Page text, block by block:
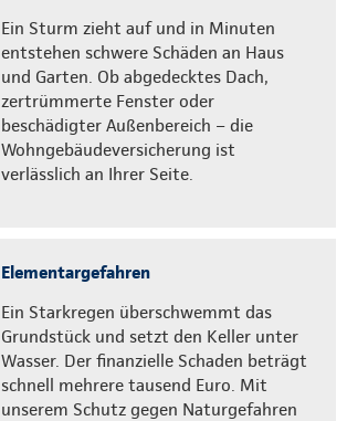
Ein Sturm zieht auf und in Minuten
entstehen schwere Schäden an Haus
und Garten. Ob abgedecktes Dach,
zertrümmerte Fenster oder
beschädigter Außenbereich – die
Wohngebäudeversicherung ist
verlässlich an Ihrer Seite.
Elementargefahren
Ein Starkregen überschwemmt das
Grundstück und setzt den Keller unter
Wasser. Der finanzielle Schaden beträgt
schnell mehrere tausend Euro. Mit
unserem Schutz gegen Naturgefahren